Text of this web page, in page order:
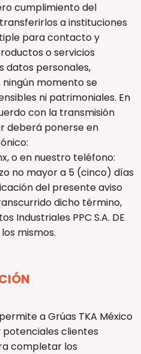
cumplimiento del
a instituciones
para contacto y
o servicios
datos personales,
momento se
ni patrimoniales. En
con la transmisión
deberá ponerse en
o en nuestro teléfono:
no mayor a 5 (cinco) días
del presente aviso
dicho término,
Industriales PPC S.A. DE
mismos.
a Grúas TKA México
clientes
completar los